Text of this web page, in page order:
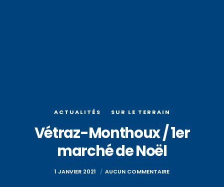
ACTUALITÉS SUR LE TERRAIN
Vétraz-Monthoux / 1er
marché de Noël
1 JANVIER 2021 AUCUN COMMENTAIRE